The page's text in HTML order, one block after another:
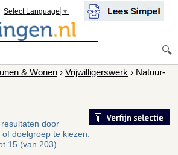
Select Language ▼
🔍
& Wonen › Vrijwilligerswerk › Natuur-
door
doelgroep te kiezen.
15 (van 203)